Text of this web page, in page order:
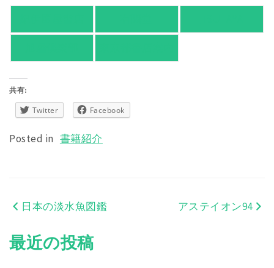
共有:
Twitter Facebook
Posted in 書籍紹介
投
稿
日本の淡水魚図鑑 アステイオン94
最近の投稿